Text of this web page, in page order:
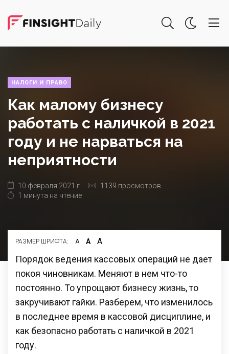
НАЛОГИ И ПРАВО
Как малому бизнесу
работать с наличкой в 2021
году и не нарваться на
неприятности
10 февраля 2021 г.
1139 просмотров
1 минута на чтение
РАЗМЕР ШРИФТА: А А А
Порядок ведения кассовых операций не дает
покоя чиновникам. Меняют в нем что-то
постоянно. То упрощают бизнесу жизнь, то
закручивают гайки. Разберем, что изменилось
в последнее время в кассовой дисциплине, и
как безопасно работать с наличкой в 2021
году.